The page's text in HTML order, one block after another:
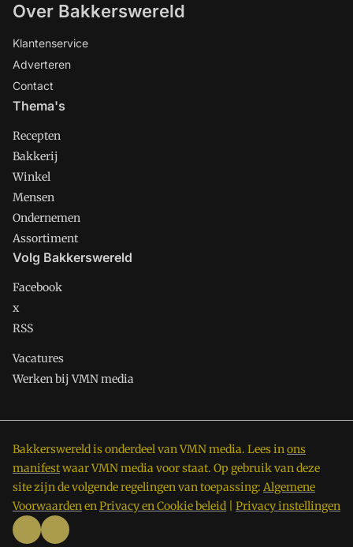
Over Bakkerswereld
Klantenservice
Adverteren
Contact
Thema's
Recepten
Bakkerij
Winkel
Mensen
Ondernemen
Assortiment
Volg Bakkerswereld
Facebook
x
RSS
Vacatures
Werken bij VMN media
Bakkerswereld is onderdeel van VMN media. Lees inons
manifestwaar VMN media voor staat. Op gebruik van deze
site zijn de volgende regelingen van toepassing: Algemene
VoorwaardenenPrivacy en Cookie beleid Privacy instellingen